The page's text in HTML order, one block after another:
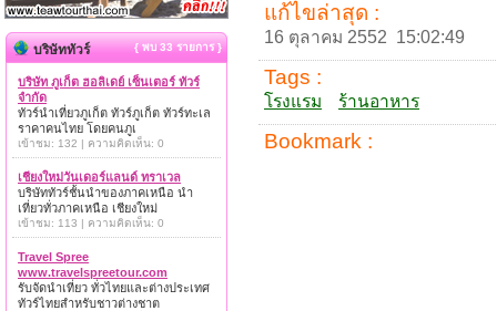
แก้ไขล่าสุด :
16 ตุลาคม 2552 15:02:49
Tags :
โรงแรม ร้านอาหาร
Bookmark :
บริษัททัวร์ { พบ 33 รายการ }
บริษัท ภูเก็ต ฮอลิเดย์ เซ็นเตอร์ ทัวร์
จำกัด
ทัวร์นำเที่ยวภูเก็ต ทัวร์ภูเก็ต ทัวร์ทะเล
ราคาคนไทย โดยคนภูเ
เข้าชม: 132 | ความคิดเห็น: 0
เชียงใหม่วันเดอร์แลนด์ ทราเวล
บริษัททัวร์ชั้นนำของภาคเหนือ นำ
เที่ยวทั่วภาคเหนือ เชียงใหม่
เข้าชม: 113 | ความคิดเห็น: 0
Travel Spree
www.travelspreetour.com
รับจัดนำเที่ยว ทั่วไทยและต่างประเทศ
ทัวร์ไทยสำหรับชาวต่างชาต